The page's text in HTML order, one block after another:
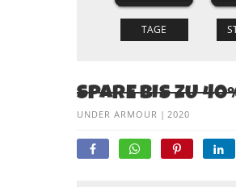
SPARE BIS ZU
UNDER ARMOUR | 2020